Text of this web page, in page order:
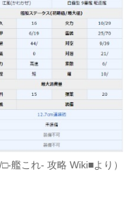
艦これ- 攻略 Wiki■より）